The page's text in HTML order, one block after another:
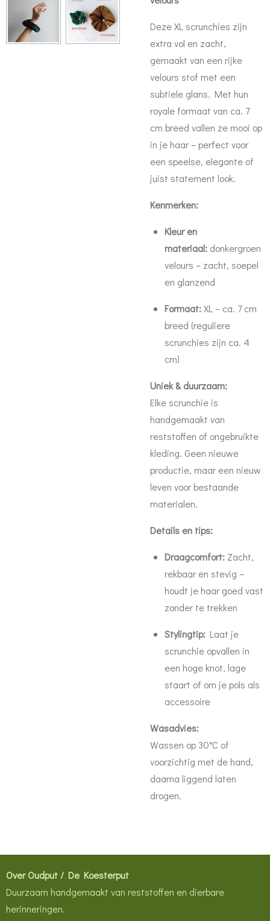
Deze XL scrunchies zijn
extra vol en zacht,
gemaakt van een rijke
velours stof met een
subtiele glans. Met hun
royale formaat van ca. 7
cm breed vallen ze mooi op
in je haar – perfect voor
een speelse, elegante of
juist statement look.
Kenmerken:
Kleur en
materiaal: donkergroen
velours – zacht, soepel
en glanzend
Formaat:XL – ca. 7 cm
breed (reguliere
scrunchies zijn ca. 4
cm)
Uniek & duurzaam:
Elke scrunchie is
handgemaakt van
reststoffen of ongebruikte
kleding. Geen nieuwe
productie, maar een nieuw
leven voor bestaande
materialen.
Details en tips:
Draagcomfort: Zacht,
rekbaar en stevig –
houdt je haar goed vast
zonder te trekken
Stylingtip: Laat je
scrunchie opvallen in
een hoge knot, lage
staart of om je pols als
accessoire
Wasadvies:
Wassen op 30°C of
voorzichtig met de hand,
daarna liggend laten
drogen.
Over Oudput / De Koesterput
Duurzaam handgemaakt van reststoffen en dierbare
herinneringen.